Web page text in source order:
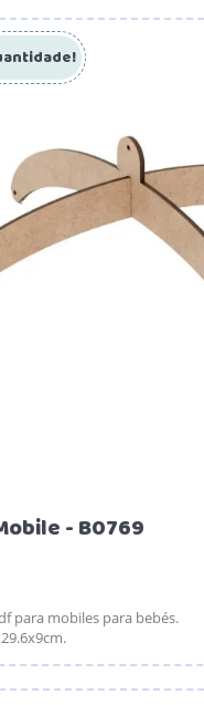
- B0769
para mobiles para bebés.